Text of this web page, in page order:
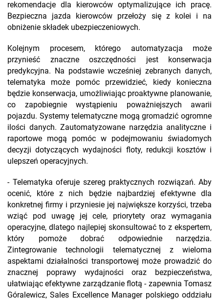
rekomendacje dla kierowców optymalizujące ich pracę.
Bezpieczna jazda kierowców przełoży się z kolei i na
obniżenie składek ubezpieczeniowych.
Kolejnym procesem, którego automatyzacja może
przynieść znaczne oszczędności jest konserwacja
predykcyjna. Na podstawie wcześniej zebranych danych,
telematyka może pomóc przewidzieć, kiedy konieczna
będzie konserwacja, umożliwiając proaktywne planowanie,
co zapobiegnie wystąpieniu poważniejszych awarii
pojazdu. Systemy telematyczne mogą gromadzić ogromne
ilości danych. Zautomatyzowane narzędzia analityczne i
raportowe mogą pomóc w podejmowaniu świadomych
decyzji dotyczących wydajności floty, redukcji kosztów i
ulepszeń operacyjnych.
- Telematyka oferuje szereg praktycznych rozwiązań. Aby
ocenić, które z nich będzie najbardziej efektywne dla
konkretnej firmy i przyniesie jej największe korzyści, trzeba
wziąć pod uwagę jej cele, priorytety oraz wymagania
operacyjne, dlatego najlepiej skonsultować to z ekspertem,
który pomoże dobrać odpowiednie narzędzia.
Zintegrowanie technologii telematycznej z wieloma
aspektami działalności transportowej może prowadzić do
znacznej poprawy wydajności oraz bezpieczeństwa,
ułatwiając efektywne zarządzanie flotą - zapewnia Tomasz
Góralewicz, Sales Excellence Manager polskiego oddziału